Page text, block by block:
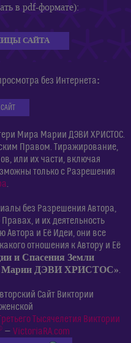
в pdf-формате):
САЙТА
без Интернета:
Мира Марии ДЭВИ ХРИСТОС.
Правом. Тиражирование,
или их части, включая
только с Разрешения
.
без Разрешения Автора,
и их деятельность
Автора и Её Идеи, они все
отношения к Автору и Её
и Спасения Земли
ДЭВИ ХРИСТОС».
Сайт Виктории
Тысячелетия Виктории
— VictoriaRA.com